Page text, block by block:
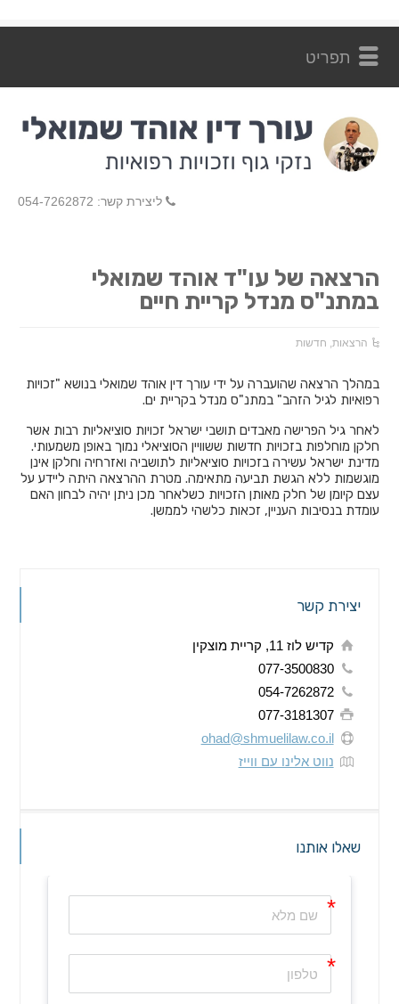
ליצירת קשר: 054-7262872
הרצאה של עו"ד אוהד שמואלי
במתנ"ס מנדל קריית חיים
הרצאות, חדשות
במהלך הרצאה שהועברה על ידי עורך דין אוהד שמואלי בנושא "זכויות
רפואיות לגיל הזהב" במתנ"ס מנדל בקריית ים.
לאחר גיל הפרישה מאבדים תושבי ישראל זכויות סוציאליות רבות אשר
חלקן מוחלפות בזכויות חדשות ששוויין הסוציאלי נמוך באופן משמעותי.
מדינת ישראל עשירה בזכויות סוציאליות לתושביה ואזרחיה וחלקן אינן
מוגשמות ללא הגשת תביעה מתאימה. מטרת ההרצאה היתה ליידע על
עצם קיומן של חלק מאותן הזכויות כשלאחר מכן ניתן יהיה לבחון האם
עומדת בנסיבות העניין, זכאות כלשהי לממשן.
יצירת קשר
קדיש לוז 11, קריית מוצקין
077-3500830
054-7262872
077-3181307
ohad@shmuelilaw.co.il
נווט אלינו עם ווייז
שאלו אותנו